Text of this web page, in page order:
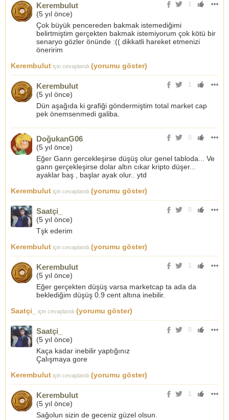
1
Kerembulut
(5 yıl önce)
Çok büyük pencereden bakmak istemediğimi
belirtmiştim gerçekten bakmak istemiyorum çok kötü bir
senaryo gözler önünde :(( dikkatli hareket etmenizi
öneririm
Kerembulut için cevaplandı (yorumu göster)
1
Kerembulut
(5 yıl önce)
Dün aşağıda ki grafiği göndermiştim total market cap
pek önemsenmedi galiba.
0
DoğukanG06
(5 yıl önce)
Eğer Gann gercekleşirse düşüş olur genel tabloda... Ve
gann gerçekleşirse dolar altın cıkar kripto düşer...
ayaklar baş , başlar ayak olur.. ytd
Kerembulut için cevaplandı (yorumu göster)
0
Saatçi_
(5 yıl önce)
Tşk ederim
Kerembulut için cevaplandı (yorumu göster)
1
Kerembulut
(5 yıl önce)
Eğer gerçekten düşüş varsa marketcap ta ada da
beklediğim düşüş 0.9 cent altına inebilir.
Saatçi_
için cevaplandı (yorumu göster)
0
Saatçi_
(5 yıl önce)
Kaça kadar inebilir yaptığınız
Çalışmaya gore
Kerembulut için cevaplandı (yorumu göster)
1
Kerembulut
(5 yıl önce)
Sağolun sizin de geceniz güzel olsun.